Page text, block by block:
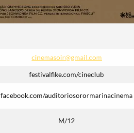
cinemasoir@gmail.com
festivalfike.com/cineclub
facebook.com/auditoriosorormarinacinema
M/12